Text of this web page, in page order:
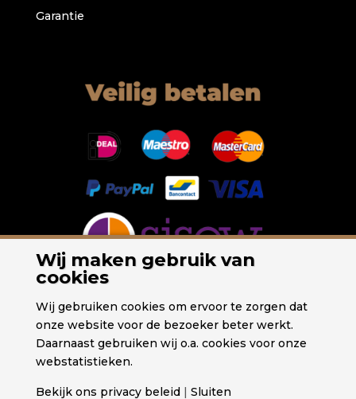
Garantie
Wij maken gebruik van
cookies
Wij gebruiken cookies om ervoor te zorgen dat
onze website voor de bezoeker beter werkt.
Daarnaast gebruiken wij o.a. cookies voor onze
webstatistieken.
Bekijk ons privacy beleid | Sluiten